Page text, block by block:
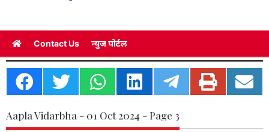
Contact Us न्युज पोर्टल
Aapla Vidarbha - 01 Oct 2024 - Page 3